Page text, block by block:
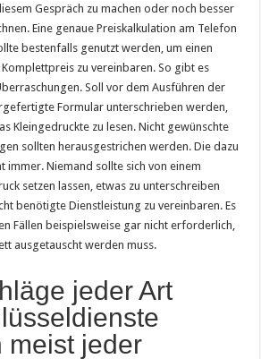
Gespräch zu machen oder noch besser
Eine genaue Preiskalkulation am Telefon
bestenfalls genutzt werden, um einen
zu vereinbaren. So gibt es
Soll vor dem Ausführen der
Formular unterschrieben werden,
Kleingedruckte zu lesen. Nicht gewünschte
sollten herausgestrichen werden. Die dazu
immer. Niemand sollte sich von einem
setzen lassen, etwas zu unterschreiben
benötigte Dienstleistung zu vereinbaren. Es
Fällen beispielsweise gar nicht erforderlich,
ausgetauscht werden muss.
jeder Art
meist jeder